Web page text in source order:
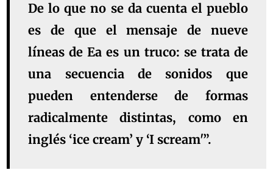
De lo que no se da cuenta el pueblo
es de que el mensaje de nueve
líneas de Ea es un truco: se trata de
una secuencia de sonidos que
pueden entenderse de formas
radicalmente distintas, como en
inglés ‘ice cream’ y ‘I scream'”.